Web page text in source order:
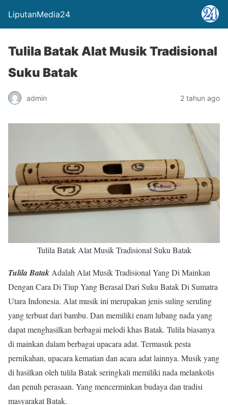
LiputanMedia24
Tulila Batak Alat Musik Tradisional
Suku Batak
admin 2 tahun ago
Tulila Batak Alat Musik Tradisional Suku Batak
Tulila Batak Adalah Alat Musik Tradisional Yang Di Mainkan
Dengan Cara Di Tiup Yang Berasal Dari Suku Batak Di Sumatra
Utara Indonesia. Alat musik ini merupakan jenis suling seruling
yang terbuat dari bambu. Dan memiliki enam lubang nada yang
dapat menghasilkan berbagai melodi khas Batak. Tulila biasanya
di mainkan dalam berbagai upacara adat. Termasuk pesta
pernikahan, upacara kematian dan acara adat lainnya. Musik yang
di hasilkan oleh tulila Batak seringkali memiliki nada melankolis
dan penuh perasaan. Yang mencerminkan budaya dan tradisi
masyarakat Batak.